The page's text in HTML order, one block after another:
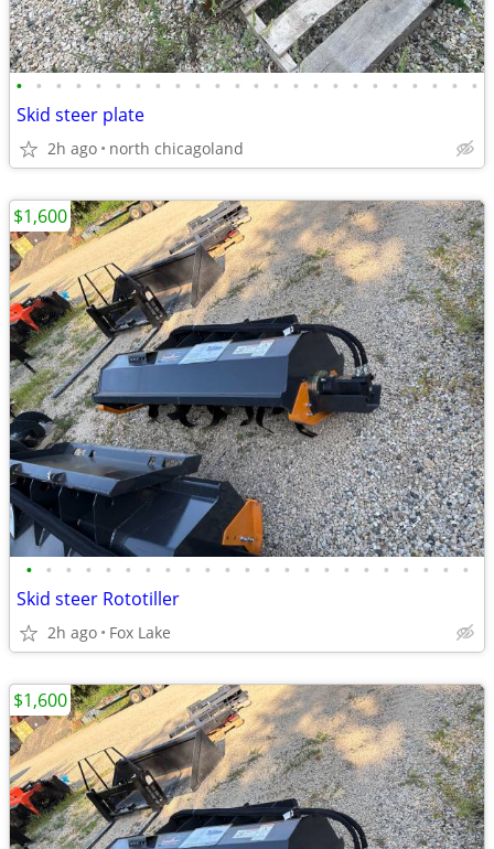
• • • • • • • • • • • • • • • • • • • • • • • •
Skid steer plate
2h ago north chicagoland
• • • • • • • • • • • • • • • • • • • • • • •
Skid steer Rototiller
2h ago Fox Lake
$1,600
$1,600